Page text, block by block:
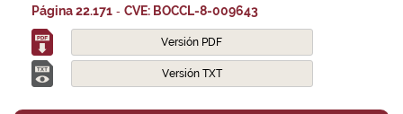
Página 22.171 - CVE: BOCCL-8-009643
Versión PDF
Versión TXT